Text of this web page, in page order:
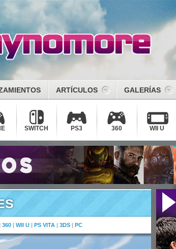
ARTÍCULOS GALERÍAS
SWITCH PS3 360 WII U
| 360 | WII U | PS VITA | 3DS | PC